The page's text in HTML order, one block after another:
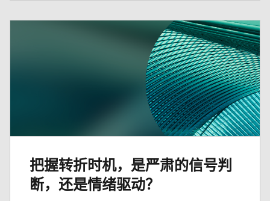
把握转折时机，是严肃的信号判
断，还是情绪驱动？